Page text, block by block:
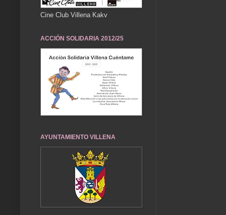
Cine Club Villena Kakv
ACCIÓN SOLIDARIA 2012/25
AYUNTAMIENTO VILLENA